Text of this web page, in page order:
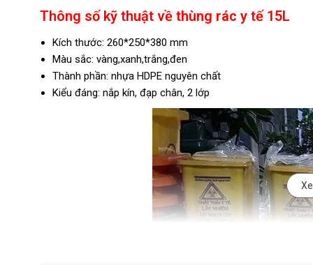
Thông số kỹ thuật về thùng rác y tế 15L
Kích thước: 260*250*380 mm
Màu sắc: vàng,xanh,trắng,đen
Thành phần: nhựa HDPE nguyên chất
Kiểu đáng: nắp kín, đạp chân, 2 lớp